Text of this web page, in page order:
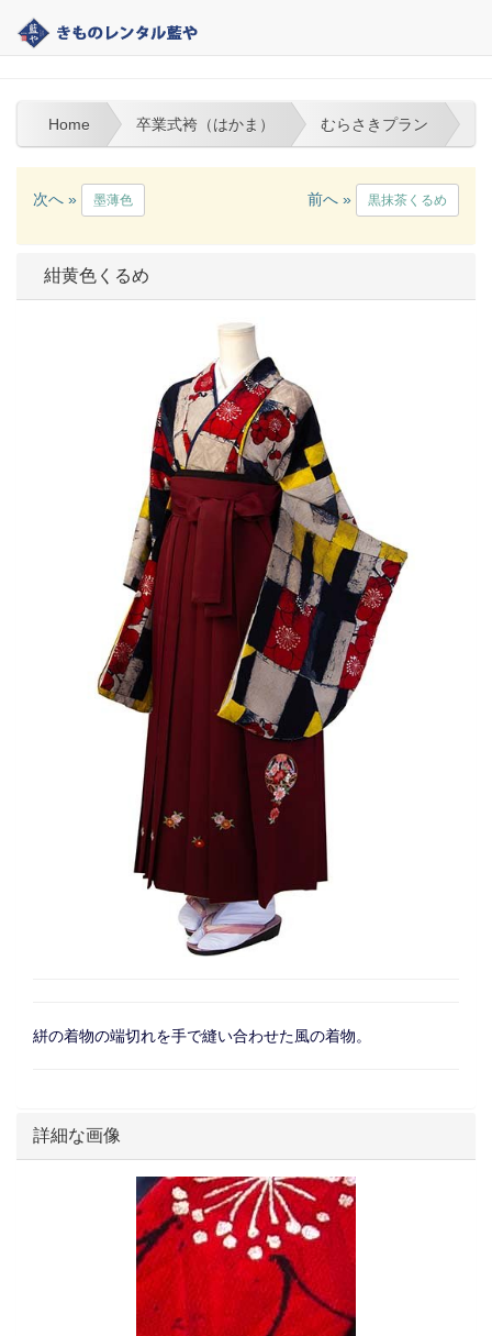
熊本の着物レンタル｜藍や | 卒業式袴（はかま）
Home 卒業式袴（はかま） むらさきプラン
次へ » 墨薄色 前へ » 黒抹茶くるめ
紺黄色くるめ
絣の着物の端切れを手で縫い合わせた風の着物。
詳細な画像